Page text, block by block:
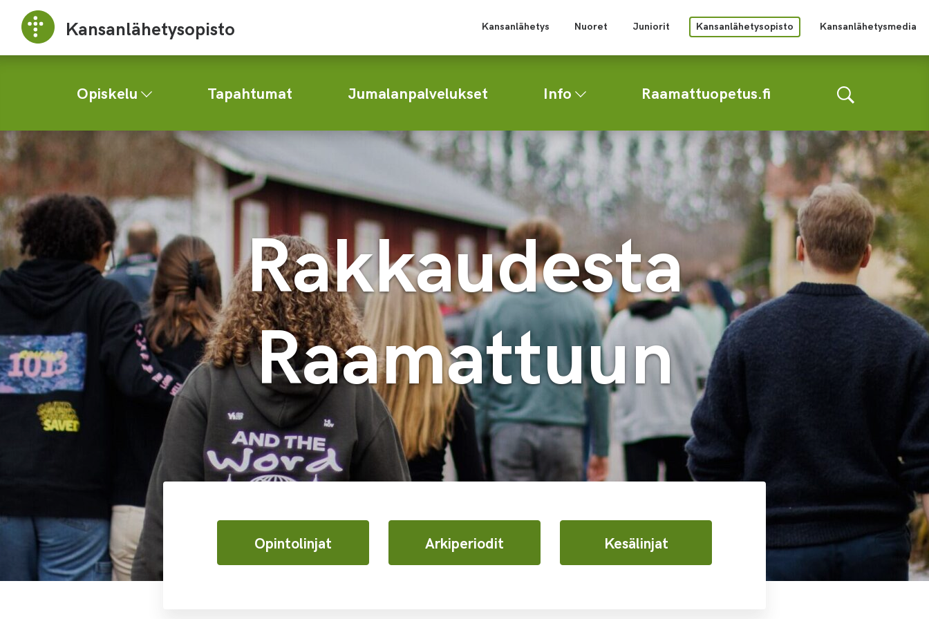
Kansanlähetysopisto Kansanlähetys Nuoret Juniorit Kansanlähetysopisto Kansanlähetysmedia
Opiskelu Tapahtumat Jumalanpalvelukset Info Raamattuopetus.fi
Rakkaudesta
Raamattuun
Opintolinjat Arkiperiodit Kesälinjat